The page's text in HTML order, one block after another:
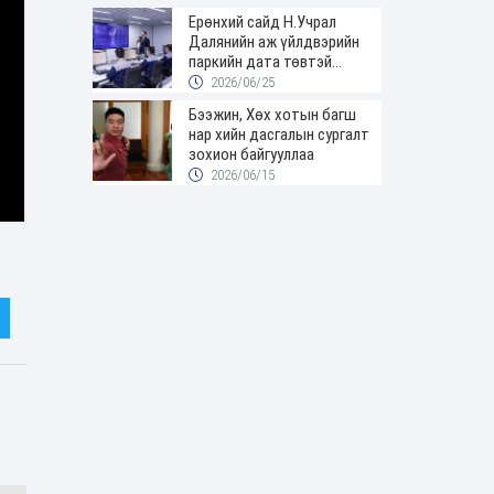
Ерөнхий сайд Н.Учрал
Далянийн аж үйлдвэрийн
паркийн дата төвтэй
танилцав
2026/06/25
Бээжин, Хөх хотын багш
нар хийн дасгалын сургалт
зохион байгууллаа
2026/06/15